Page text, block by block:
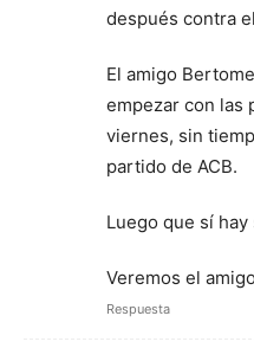
después contra
El amigo
empezar con las
viernes, sin
partido de ACB.
Luego que sí hay
Veremos el
Respuesta